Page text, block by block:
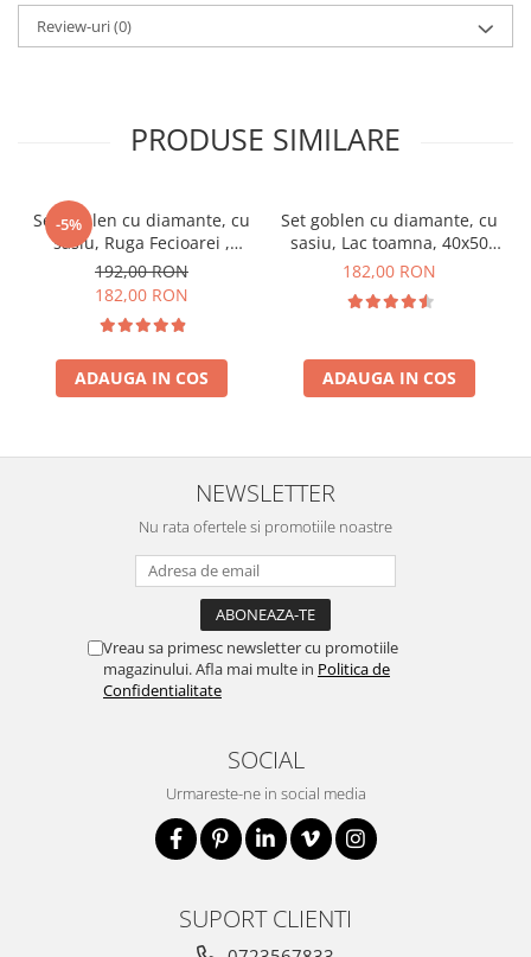
Review-uri(0)
PRODUSE SIMILARE
-5%
Set goblen cu diamante, cu
sasiu, Ruga Fecioarei ,
40x50 cm
192,00 RON
182,00 RON
ADAUGA IN COS
Set goblen cu diamante, cu
sasiu, Lac toamna, 40x50
cm
182,00 RON
ADAUGA IN COS
NEWSLETTER
Nu rata ofertele si promotiile noastre
Vreau sa primesc newsletter cu promotiile
magazinului. Afla mai multe in Politica de
Confidentialitate
SOCIAL
Urmareste-ne in social media
SUPORT CLIENTI